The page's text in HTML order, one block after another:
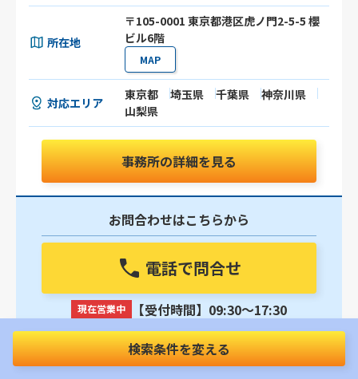
所在地
〒105-0001 東京都港区虎ノ門2-5-5 櫻
ビル6階
MAP
対応エリア
東京都 埼玉県 千葉県
神奈川県
山梨県
事務所の詳細を見る
お問合わせはこちらから
電話で問合せ
現在営業中 【受付時間】09:30〜17:30
24時間いつでも受付中
メールで問合せ
検索条件を変える